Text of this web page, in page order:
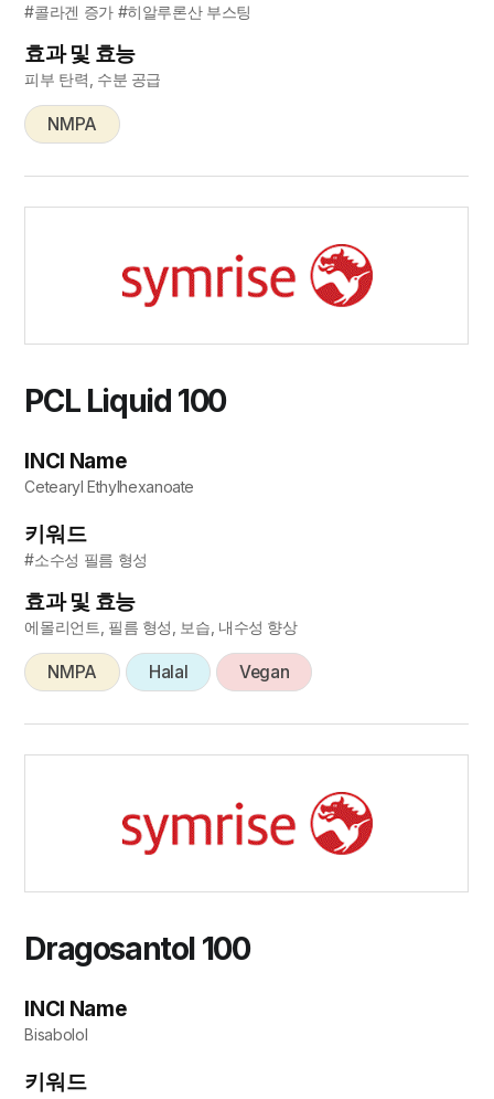
#콜라겐 증가 #히알루론산 부스팅
효과 및 효능
피부 탄력, 수분 공급
NMPA
PCL Liquid 100
INCI Name
Cetearyl Ethylhexanoate
키워드
#소수성 필름 형성
효과 및 효능
에몰리언트, 필름 형성, 보습, 내수성 향상
NMPA Halal Vegan
Dragosantol 100
INCI Name
Bisabolol
키워드